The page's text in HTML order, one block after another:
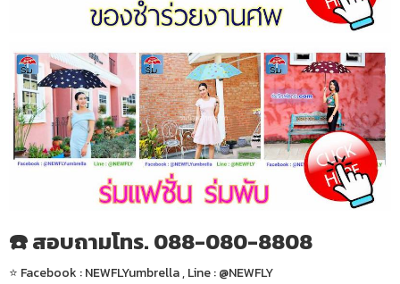
☎️ สอบถามโทร. 088-080-8808
⭐️ Facebook : NEWFLYumbrella , Line : @NEWFLY